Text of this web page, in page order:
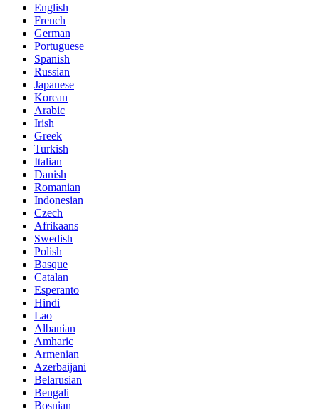
English
French
German
Portuguese
Spanish
Russian
Japanese
Korean
Arabic
Irish
Greek
Turkish
Italian
Danish
Romanian
Indonesian
Czech
Afrikaans
Swedish
Polish
Basque
Catalan
Esperanto
Hindi
Lao
Albanian
Amharic
Armenian
Azerbaijani
Belarusian
Bengali
Bosnian